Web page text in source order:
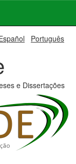
Português
e Dissertações